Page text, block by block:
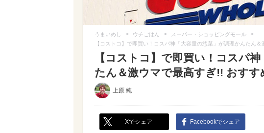
うまいめし > ウチごはん > スーパー・ショッピングモール >
【コストコ】で即買い！コスパ神「大容量の惣菜」が調理かんたん
【コストコ】で即買い！コスパ
たん＆激ウマで最高すぎ!! おすす
上原 純
Xでシェア Facebookでシェア